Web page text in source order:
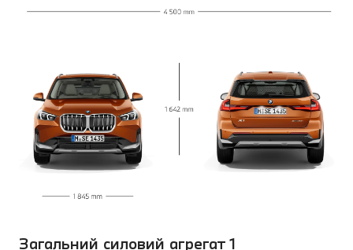
Загальний силовий агрегат 1